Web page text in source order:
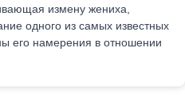
измену жениха,
одного из самых известных
его намерения в отношении